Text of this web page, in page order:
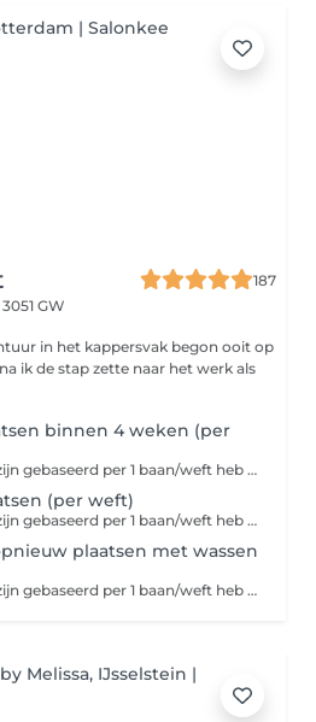
187
GW
in het kappersvak begon ooit op
ik de stap zette naar het werk als
binnen 4 weken (per
LET OP! deze prijs en tijd zijn gebaseerd per 1 baan/weft heb je meer als 3 weften in. dien je de afspraak dubbel in te boeken.
(per weft)
LET OP! deze prijs en tijd zijn gebaseerd per 1 baan/weft heb je meer als 3 weften in. dien je de afspraak dubbel in te boeken.
plaatsen met wassen
LET OP! deze prijs en tijd zijn gebaseerd per 1 baan/weft heb je meer als 3 weften in. dien je de afspraak dubbel in te boeken.